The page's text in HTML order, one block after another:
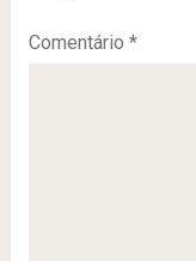
Comentário *